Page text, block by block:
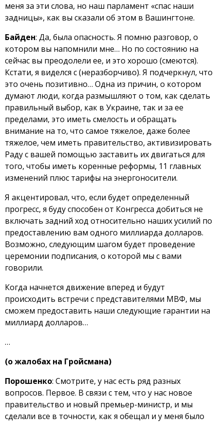
меня за эти слова, но наш парламент «спас наши
задницы», как вы сказали об этом в Вашингтоне.
Байден: Да, была опасность. Я помню разговор, о
котором вы напомнили мне… Но по состоянию на
сейчас вы преодолели ее, и это хорошо (смеются).
Кстати, я виделся с (неразборчиво). Я подчеркнул, что
это очень позитивно… Одна из причин, о котором
думают люди, когда размышляют о том, как сделать
правильный выбор, как в Украине, так и за ее
пределами, это иметь смелость и обращать
внимание на то, что самое тяжелое, даже более
тяжелое, чем иметь правительство, активизировать
Раду с вашей помощью заставить их двигаться для
того, чтобы иметь коренные реформы, 11 главных
изменений плюс тарифы на энергоносители.
Я акцентировал, что, если будет определенный
прогресс, я буду способен от Конгресса добиться не
включать задний ход относительно наших усилий по
предоставлению вам одного миллиарда долларов.
Возможно, следующим шагом будет проведение
церемонии подписания, о которой мы с вами
говорили.
Когда начнется движение вперед и будут
происходить встречи с представителями МВФ, мы
сможем предоставить наши следующие гарантии на
миллиард долларов…
…
(о жалобах на Гройсмана)
Порошенко: Смотрите, у нас есть ряд разных
вопросов. Первое. В связи с тем, что у нас новое
правительство и новый премьер-министр, и мы
сделали все в точности, как я обещал и у меня было